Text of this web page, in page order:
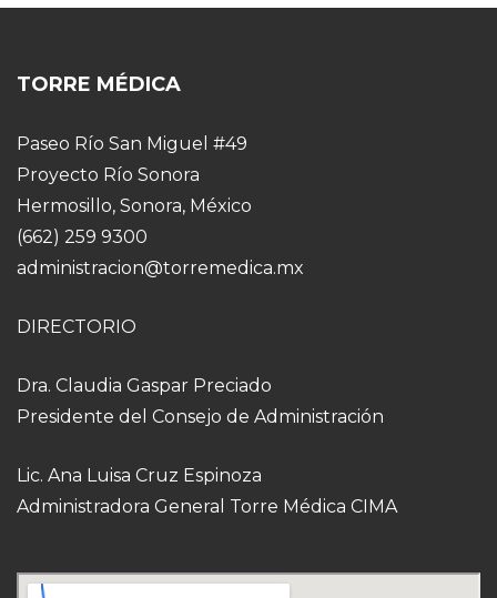
TORRE MÉDICA
Paseo Río San Miguel #49
Proyecto Río Sonora
Hermosillo, Sonora, México
(662) 259 9300
administracion@torremedica.mx
DIRECTORIO
Dra. Claudia Gaspar Preciado
Presidente del Consejo de Administración
Lic. Ana Luisa Cruz Espinoza
Administradora General Torre Médica CIMA